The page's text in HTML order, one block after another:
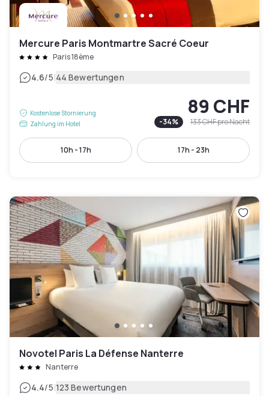
Mercure Paris Montmartre Sacré Coeur
Paris 18ème
4.6/5|44 Bewertungen
Kostenlose Stornierung
Zahlung im Hotel
89 CHF
-34% 133 CHFpro Nacht
10h - 17h 17h - 23h
Novotel Paris La Défense Nanterre
Nanterre
4.4/5|123 Bewertungen